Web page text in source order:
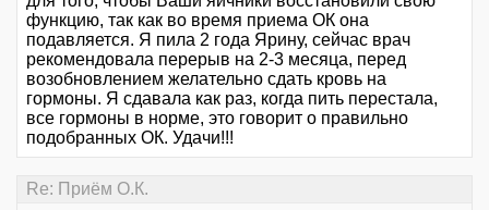
функцию, так как во время приема ОК она
подавляется. Я пила 2 года Ярину, сейчас врач
рекомендовала перерыв на 2-3 месяца, перед
возобновлением желательно сдать кровь на
гормоны. Я сдавала как раз, когда пить перестала,
все гормоны в норме, это говорит о правильно
подобранных ОК. Удачи!!!
Re: Приём О.К.